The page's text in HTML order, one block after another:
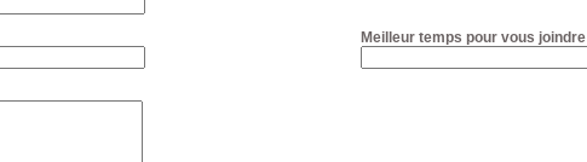
Meilleur temps pour vous joindre